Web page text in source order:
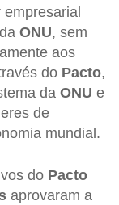
ONU, sem
aos
do Pacto,
da ONU e
de
mundial.
do Pacto
aprovaram a